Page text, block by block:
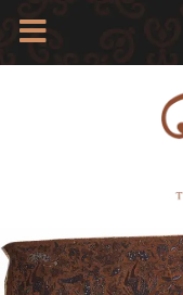
PROFIL
INSAN
BATIK